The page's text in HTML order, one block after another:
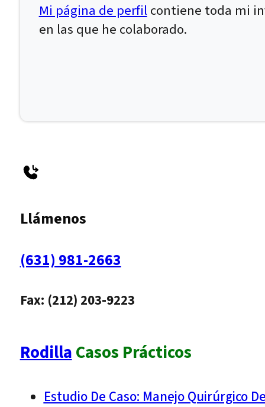
Mi página de perfil contiene toda mi
en las que he colaborado.
Llámenos
(631) 981-2663
Fax: (212) 203-9223
RodillaCasos Prácticos
Estudio De Caso: Manejo Quirúrgico